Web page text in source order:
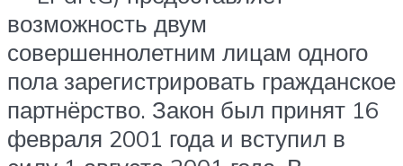
возможность двум
совершеннолетним лицам одного
пола зарегистрировать гражданское
партнёрство. Закон был принят 16
февраля 2001 года и вступил в